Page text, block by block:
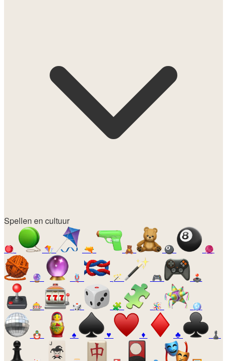
Spellen en cultuur
🪀 🪁 🔫 🧸 🎱 🧶
🔮 🪢 🪄 🎮 🕹️
🎰 🎲 🧩 🪅 🪩
🪆 ♠️ ♥️ ♦️ ♣️ ♟️